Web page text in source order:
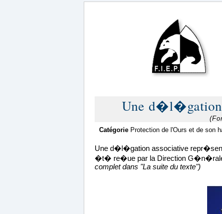
Une
CatégorieProtection de l'Ours et de son
Une d�l�gation associative
�t� re�ue par la Direction
complet dans "La suite du texte")